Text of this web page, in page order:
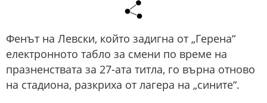
Фенът на Левски, който задигна от „Герена“
електронното табло за смени по време на
празненствата за 27-ата титла, го върна отново
на стадиона, разкриха от лагера на „сините“.